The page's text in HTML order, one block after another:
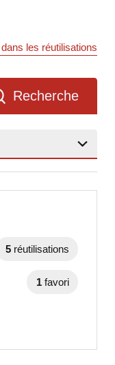
les réutilisations
Recherche
5 réutilisations
1 favori